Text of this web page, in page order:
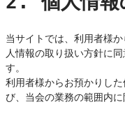
当サイトでは、利用者様
人情報の取り扱い方針に
す。
利用者様からお預かりし
び、当会の業務の範囲内に